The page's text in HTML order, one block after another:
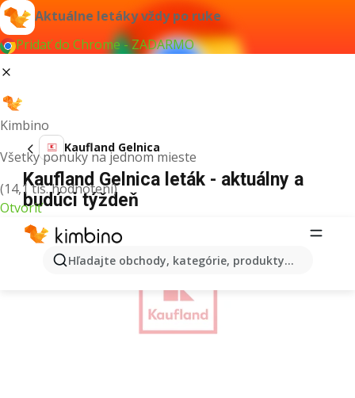
Aktuálne letáky vždy po ruke
Pridať do Chrome - ZADARMO
Kimbino
Všetky ponuky na jednom mieste
(14,1 tis. hodnotení)
Otvoriť
Hľadajte obchody, kategórie, produkty...
Kaufland Gelnica
Kaufland Gelnica leták - aktuálny a
budúci týždeň